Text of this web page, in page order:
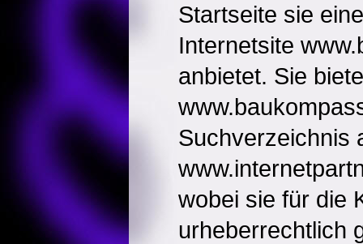
Startseite sie
Internetsite
anbietet. Sie
Suchverzeichnis
wobei sie für die
urheberrechtlich